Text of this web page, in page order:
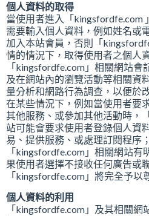
產品保用登記
樂齡科技
個人資料的取得
當使用者進入「kingsfordfe.com
需要輸入個人資料，例如姓名或
加入本站會員，否則「
情的情況下，取得使用者之個人
「kingsfordfe.com」相關網站
及在網站內的瀏覽活動等相關資
量分析和網路行為調查，以便於
在某些情況下，例如當使用者要
其他服務、或參加其他活動時，
站可能會要求使用者登錄個人資
易、提供服務、或處理訂閱程序
「kingsfordfe.com」相關網站
果使用者選擇不接收任何廣告或
「kingsfordfe.com」將完全予以
個人資料的利用
「kingsfordfe.com」及其相關